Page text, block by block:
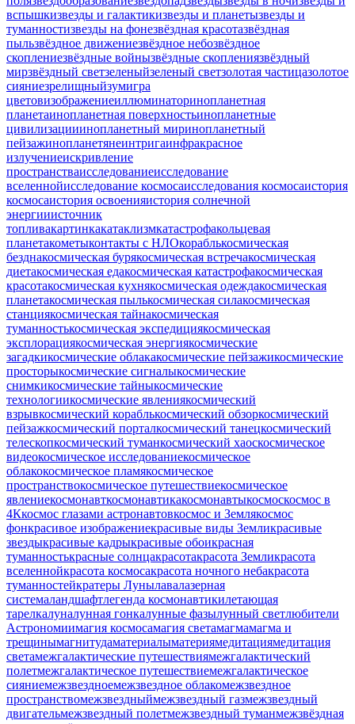
вспышкизвезды и галактикизвезды и планетызвезды и
туманностизвезды на фонезвёздная красотазвёздная
пыльзвёздное движениезвёздное небозвёздное
скоплениезвёздные войнызвёздные скоплениязвёздный
мирзвёздный светзеленыйзеленый светзолотая частицазолотое
сияниезрелищныйзумигра
цветовизображениеиллюминаторинопланетная
планетаинопланетная поверхностьинопланетные
цивилизацииинопланетный миринопланетный
пейзажинопланетянеинтригаинфракрасное
излучениеискривление
пространстваисследованиеисследование
вселеннойисследование космосаисследования космосаистория
космосаистория освоенияистория солнечной
энергииисточник
топливакартинкакатаклизмкатастрофакольцевая
планетакометыконтакты с НЛОкораблькосмическая
безднакосмическая бурякосмическая встречакосмическая
диетакосмическая едакосмическая катастрофакосмическая
красотакосмическая кухнякосмическая одеждакосмическая
планетакосмическая пылькосмическая силакосмическая
станциякосмическая тайнакосмическая
туманностькосмическая экспедициякосмическая
эксплорациякосмическая энергиякосмические
загадкикосмические облакакосмические пейзажикосмические
просторыкосмические сигналыкосмические
снимкикосмические тайныкосмические
технологиикосмические явлениякосмический
взрывкосмический кораблькосмический обзоркосмический
пейзажкосмический порталкосмический танецкосмический
телескопкосмический туманкосмический хаоскосмическое
видеокосмическое исследованиекосмическое
облакокосмическое пламякосмическое
пространствокосмическое путешествиекосмическое
явлениекосмонавткосмонавтикакосмонавтыкосмоскосмос в
4Ккосмос глазами астронавтовкосмос и Землякосмос
фонкрасивое изображениекрасивые виды Земликрасивые
звездыкрасивые кадрыкрасивые обоикрасная
туманностькрасные солнцакрасотакрасота Земликрасота
вселеннойкрасота космосакрасота ночного небакрасота
туманностейкратеры Лунылавалазерная
системаландшафтлегенда космонавтикилетающая
тарелкалуналунная гонкалунные фазылунный светлюбители
Астрономиимагия космосамагия светамагмамагма и
трещинымагнитудаматериалыматериямедитациямедитация
светамежгалактические путешествиямежгалактический
полетмежгалактическое путешествиемежгалактическое
сияниемежзвездноемежзвездное облакомежзвездное
пространствомежзвездныймежзвездный газмежзвездный
двигательмежзвездный полетмежзвездный туманмежзвёздная